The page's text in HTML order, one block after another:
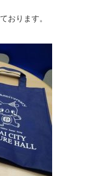
おります。